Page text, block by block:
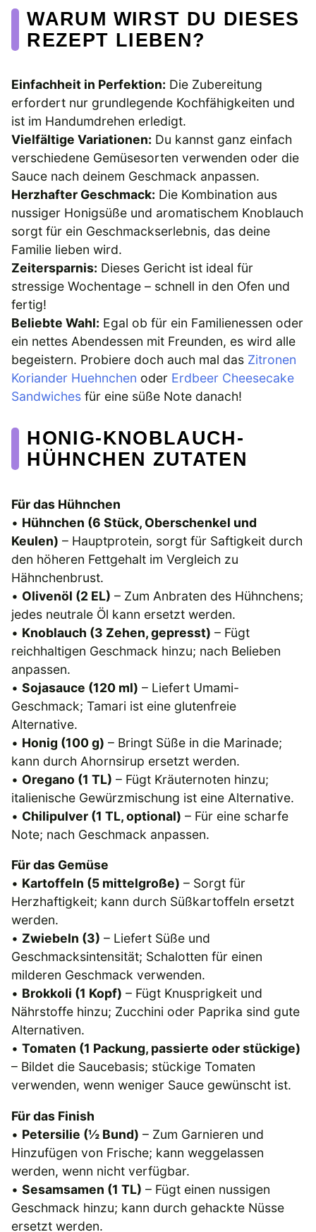
WARUM WIRST DU DIESES
REZEPT LIEBEN?
Einfachheit in Perfektion: Die Zubereitung
erfordert nur grundlegende Kochfähigkeiten und
ist im Handumdrehen erledigt.
Vielfältige Variationen: Du kannst ganz einfach
verschiedene Gemüsesorten verwenden oder die
Sauce nach deinem Geschmack anpassen.
Herzhafter Geschmack: Die Kombination aus
nussiger Honigsüße und aromatischem Knoblauch
sorgt für ein Geschmackserlebnis, das deine
Familie lieben wird.
Zeitersparnis: Dieses Gericht ist ideal für
stressige Wochentage – schnell in den Ofen und
fertig!
Beliebte Wahl: Egal ob für ein Familienessen oder
ein nettes Abendessen mit Freunden, es wird alle
begeistern. Probiere doch auch mal das Zitronen
Koriander Huehnchen oder Erdbeer Cheesecake
Sandwiches für eine süße Note danach!
HONIG-KNOBLAUCH-
HÜHNCHEN ZUTATEN
Für das Hühnchen
• Hühnchen (6 Stück, Oberschenkel und
Keulen) – Hauptprotein, sorgt für Saftigkeit durch
den höheren Fettgehalt im Vergleich zu
Hähnchenbrust.
• Olivenöl (2 EL) – Zum Anbraten des Hühnchens;
jedes neutrale Öl kann ersetzt werden.
• Knoblauch (3 Zehen, gepresst) – Fügt
reichhaltigen Geschmack hinzu; nach Belieben
anpassen.
• Sojasauce (120 ml) – Liefert Umami-
Geschmack; Tamari ist eine glutenfreie
Alternative.
• Honig (100 g) – Bringt Süße in die Marinade;
kann durch Ahornsirup ersetzt werden.
• Oregano (1 TL) – Fügt Kräuternoten hinzu;
italienische Gewürzmischung ist eine Alternative.
• Chilipulver (1 TL, optional) – Für eine scharfe
Note; nach Geschmack anpassen.
Für das Gemüse
• Kartoffeln (5 mittelgroße) – Sorgt für
Herzhaftigkeit; kann durch Süßkartoffeln ersetzt
werden.
• Zwiebeln (3) – Liefert Süße und
Geschmacksintensität; Schalotten für einen
milderen Geschmack verwenden.
• Brokkoli (1 Kopf) – Fügt Knusprigkeit und
Nährstoffe hinzu; Zucchini oder Paprika sind gute
Alternativen.
• Tomaten (1 Packung, passierte oder stückige)
– Bildet die Saucebasis; stückige Tomaten
verwenden, wenn weniger Sauce gewünscht ist.
Für das Finish
• Petersilie (½ Bund) – Zum Garnieren und
Hinzufügen von Frische; kann weggelassen
werden, wenn nicht verfügbar.
• Sesamsamen (1 TL) – Fügt einen nussigen
Geschmack hinzu; kann durch gehackte Nüsse
ersetzt werden.